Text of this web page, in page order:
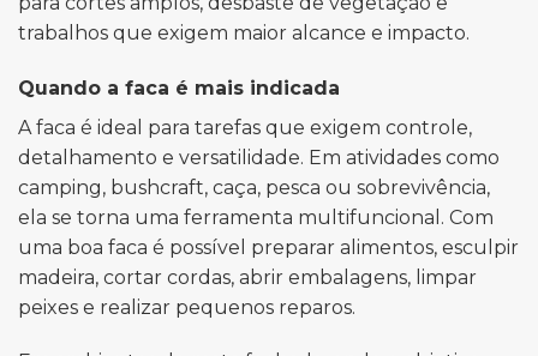
trabalhos que exigem maior alcance e impacto.
Quando a faca é mais indicada
A faca é ideal para tarefas que exigem controle,
detalhamento e versatilidade. Em atividades como
camping, bushcraft, caça, pesca ou sobrevivência,
ela se torna uma ferramenta multifuncional. Com
uma boa faca é possível preparar alimentos, esculpir
madeira, cortar cordas, abrir embalagens, limpar
peixes e realizar pequenos reparos.